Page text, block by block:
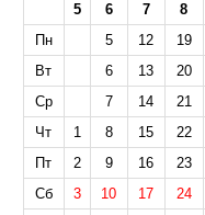
5 6 7
8
Пн
5 12
19
Вт
6 13
20
Ср
7 14
21
Чт
1 8 15
22
Пт
2 9 16
23
Сб
3 10 17
24